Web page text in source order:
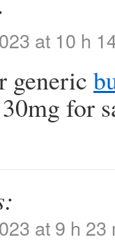
at 10 h
generic
for
at 9 h 23